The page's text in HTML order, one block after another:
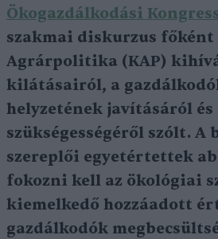
Ökogazdálkodási
szakmai diskurzus főként
Agrárpolitika (KAP)
kilátásairól, a
helyzetének javításáról és
szükségességéről szólt. A
szereplői egyetértettek
fokozni kell az ökológiai
kiemelkedő hozzáadott
gazdálkodók